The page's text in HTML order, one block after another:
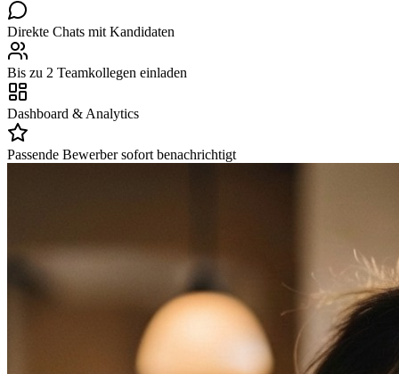
Direkte Chats mit Kandidaten
Bis zu 2 Teamkollegen einladen
Dashboard & Analytics
Passende Bewerber sofort benachrichtigt